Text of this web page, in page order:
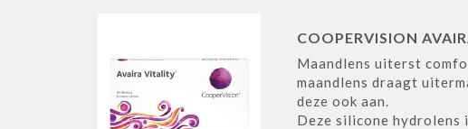
COOPERVISION
Maandlens uiterst
maandlens draagt
deze ook aan.
Deze silicone